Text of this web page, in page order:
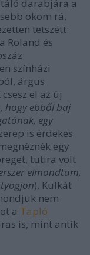
darabjára a
okom rá,
tetszett:
Roland és
színházi
árgus
el az új
hogy ebből baj
egy
is érdekes
egy
tutira volt
elmondtam,
), Kulkát
nem
a Tapló
is, mint antik